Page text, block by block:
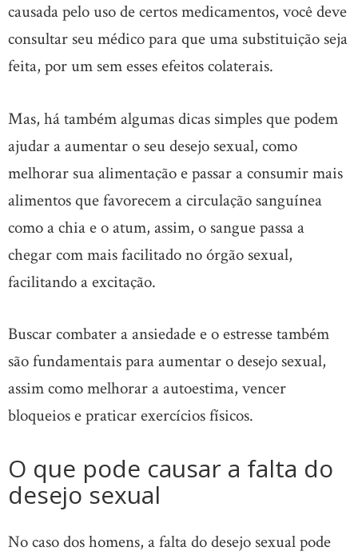
causada pelo uso de certos medicamentos, você deve
consultar seu médico para que uma substituição seja
feita, por um sem esses efeitos colaterais.
Mas, há também algumas dicas simples que podem
ajudar a aumentar o seu desejo sexual, como
melhorar sua alimentação e passar a consumir mais
alimentos que favorecem a circulação sanguínea
como a chia e o atum, assim, o sangue passa a
chegar com mais facilitado no órgão sexual,
facilitando a excitação.
Buscar combater a ansiedade e o estresse também
são fundamentais para aumentar o desejo sexual,
assim como melhorar a autoestima, vencer
bloqueios e praticar exercícios físicos.
O que pode causar a falta do
desejo sexual
No caso dos homens, a falta do desejo sexual pode